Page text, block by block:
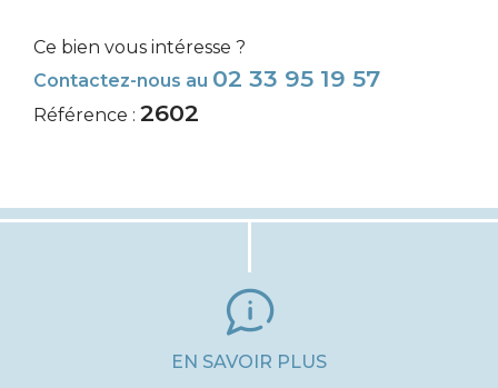
Ce bien vous intéresse ?
Contactez-nous au 02 33 95 19 57
Référence : 2602
EN SAVOIR PLUS